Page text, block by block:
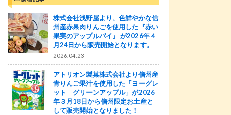
株式会社浅野屋より、色鮮やかな信
州産赤果肉りんごを使用した『赤い
果実のアップルパイ』 が2026年４
月24日から販売開始となります。
2026.04.23
アトリオン製菓株式会社より信州産
青りんご果汁を使用した「ヨーグレ
ット グリーンアップル」が2026
年３月18日から信州限定お土産と
して販売開始となりました！